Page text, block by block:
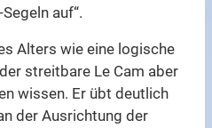
auf“.
Alters wie eine logische
streitbare Le Cam aber
wissen. Er übt deutlich
der Ausrichtung der